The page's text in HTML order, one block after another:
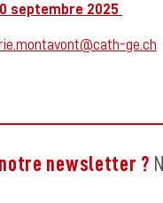
septembre 2025
ge.ch
newsletter ?